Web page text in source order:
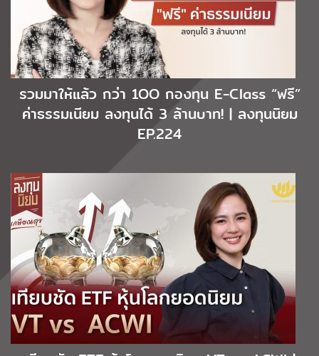
รวมมาให้แล้ว กว่า 1OO กองทุน E-Class “ฟรี”
ค่าธรรมเนียม ลงทุนได้ 3 ล้านบาท! | ลงทุนนิยม
EP.224